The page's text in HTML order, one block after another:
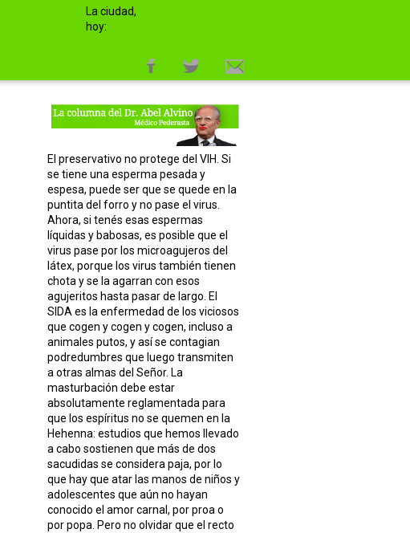
La ciudad,
hoy:
El preservativo no protege del VIH. Si
se tiene una esperma pesada y
espesa, puede ser que se quede en la
puntita del forro y no pase el virus.
Ahora, si tenés esas espermas
líquidas y babosas, es posible que el
virus pase por los microagujeros del
látex, porque los virus también tienen
chota y se la agarran con esos
agujeritos hasta pasar de largo. El
SIDA es la enfermedad de los viciosos
que cogen y cogen y cogen, incluso a
animales putos, y así se contagian
podredumbres que luego transmiten
a otras almas del Señor. La
masturbación debe estar
absolutamente reglamentada para
que los espíritus no se quemen en la
Hehenna: estudios que hemos llevado
a cabo sostienen que más de dos
sacudidas se considera paja, por lo
que hay que atar las manos de niños y
adolescentes que aún no hayan
conocido el amor carnal, por proa o
por popa. Pero no olvidar que el recto